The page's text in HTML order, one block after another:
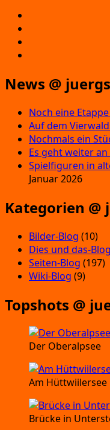
News @
Noch eine
Auf dem
Nochmals ein
Es geht weiter
Spielfiguren in
Januar 2026
Kategorien @
Bilder-Blog (10)
Dies und das-Blog
Seiten-Blog (197)
Wiki-Blog (9)
Topshots @
Der Oberalpsee
Am Hüttwiilersee
Brücke in